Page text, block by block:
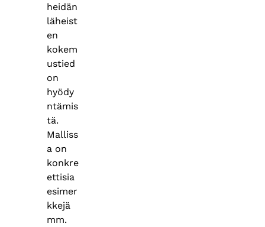
heidän
läheist
en
kokem
ustied
on
hyödy
ntämis
tä.
Malliss
a on
konkre
ettisia
esimer
kkejä
mm.